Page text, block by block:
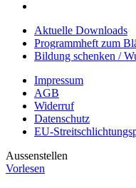
Aktuelle Downloads
Programmheft zum
Bildung schenken /
Impressum
AGB
Widerruf
Datenschutz
EU-
Aussenstellen
Vorlesen